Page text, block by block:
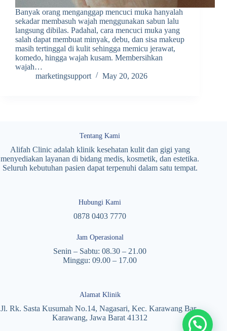
Banyak orang menganggap mencuci muka hanyalah
sekadar membasuh wajah menggunakan sabun lalu
langsung dibilas. Padahal, cara mencuci muka yang
salah dapat membuat minyak, debu, dan sisa makeup
masih tertinggal di kulit sehingga memicu jerawat,
komedo, hingga wajah kusam. Membersihkan
wajah…
marketingsupport
May 20, 2026
Tentang Kami
Alifah Clinic adalah klinik kesehatan kulit dan gigi yang
menyediakan layanan di bidang medis, kosmetik, dan estetika.
Seluruh kebutuhan pasien dapat terpenuhi dalam satu tempat.
Hubungi Kami
0878 0403 7770
Jam Operasional
Senin – Sabtu: 08.30 – 21.00
Minggu: 09.00 – 17.00
Alamat Klinik
Jl. Rk. Sasta Kusumah No.14, Nagasari, Kec. Karawang Bar.,
Karawang, Jawa Barat 41312